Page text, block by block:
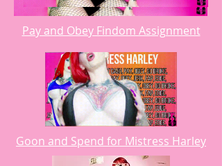
Pay and Obey Findom Assignment
Goon and Spend for Mistress Harley